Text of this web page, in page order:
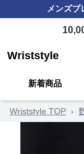
メンズブ
Wriststyle
新着商品
Wriststyle TOP ›